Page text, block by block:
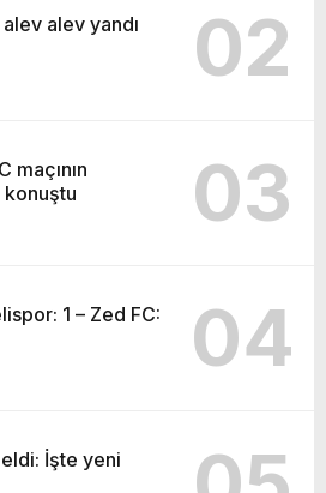
alev yandı 02
maçının
konuştu
03
1 – Zed FC:
04
İşte yeni